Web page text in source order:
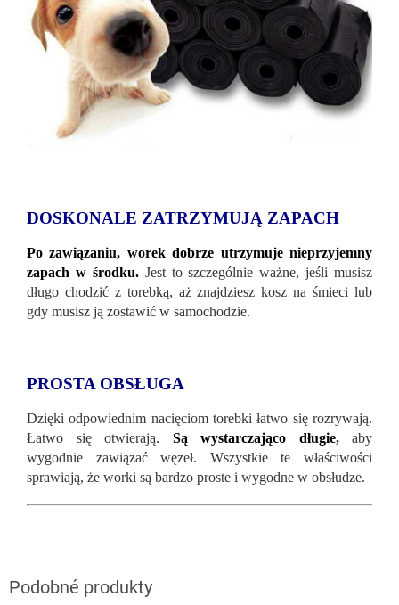
DOSKONALE ZATRZYMUJĄ ZAPACH
Po zawiązaniu, worek dobrze utrzymuje nieprzyjemny
zapach w środku.Jest to szczególnie ważne, jeśli musisz
długo chodzić z torebką, aż znajdziesz kosz na śmieci lub
gdy musisz ją zostawić w samochodzie.
PROSTA OBSŁUGA
Dzięki odpowiednim nacięciom torebki łatwo się rozrywają.
Łatwo się otwierają. Są wystarczająco długie,aby
wygodnie zawiązać węzeł. Wszystkie te właściwości
sprawiają, że worki są bardzo proste i wygodne w obsłudze.